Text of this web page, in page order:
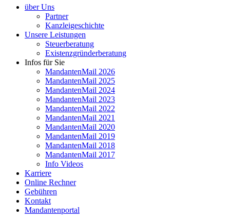
über Uns
Partner
Kanzleigeschichte
Unsere Leistungen
Steuerberatung
Existenzgründerberatung
Infos für Sie
MandantenMail 2026
MandantenMail 2025
MandantenMail 2024
MandantenMail 2023
MandantenMail 2022
MandantenMail 2021
MandantenMail 2020
MandantenMail 2019
MandantenMail 2018
MandantenMail 2017
Info Videos
Karriere
Online Rechner
Gebühren
Kontakt
Mandantenportal